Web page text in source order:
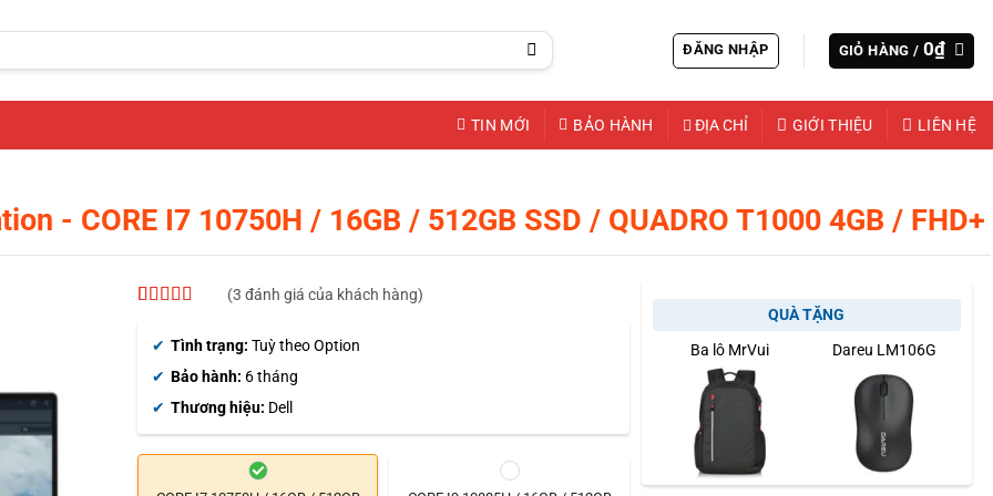
ĐĂNG NHẬP GIỎ HÀNG / 0₫
TIN MỚI BẢO HÀNH ĐỊA CHỈ GIỚI THIỆU LIÊN HỆ
- CORE I7 10750H / 16GB / 512GB SSD / QUADRO T1000 4GB / FHD+
trên đánh
giá
(3 đánh giá của khách hàng)
Tình trạng: Tuỳ theo Option
Bảo hành: 6 tháng
Thương hiệu: Dell
QUÀ TẶNG
Ba lô MrVui
Dareu LM106G